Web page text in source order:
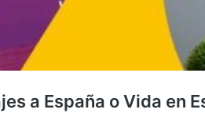
a España o Vida en